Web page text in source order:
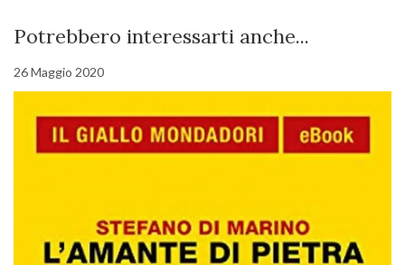
Potrebbero interessarti anche...
26 Maggio 2020